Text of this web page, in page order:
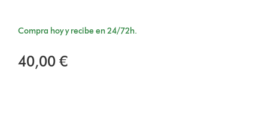
Compra hoy y recibe en 24/72h.
40,00 €